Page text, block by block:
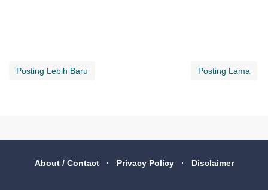
Posting Lebih Baru Posting Lama
About / Contact Privacy Policy Disclaimer